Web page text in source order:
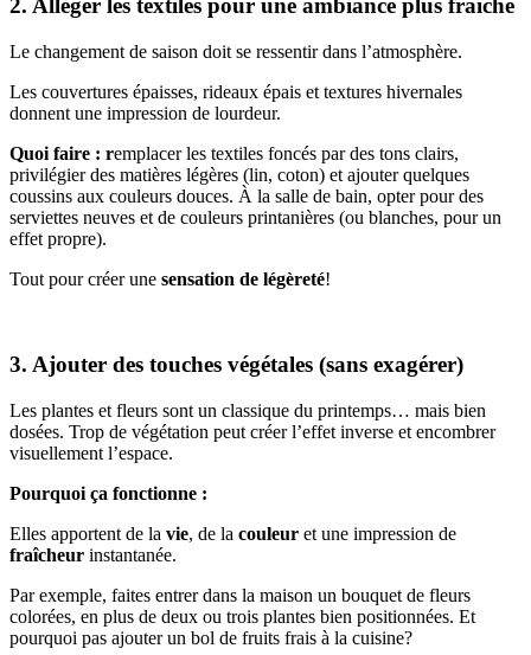
2. Alléger les textiles pour une ambiance plus fraîche
Le changement de saison doit se ressentir dans l’atmosphère.
Les couvertures épaisses, rideaux épais et textures hivernales
donnent une impression de lourdeur.
Quoi faire : remplacer les textiles foncés par des tons clairs,
privilégier des matières légères (lin, coton) et ajouter quelques
coussins aux couleurs douces. À la salle de bain, opter pour des
serviettes neuves et de couleurs printanières (ou blanches, pour un
effet propre).
Tout pour créer une sensation de légèreté!
3. Ajouter des touches végétales (sans exagérer)
Les plantes et fleurs sont un classique du printemps… mais bien
dosées. Trop de végétation peut créer l’effet inverse et encombrer
visuellement l’espace.
Pourquoi ça fonctionne :
Elles apportent de la vie, de la couleur et une impression de
fraîcheur instantanée.
Par exemple, faites entrer dans la maison un bouquet de fleurs
colorées, en plus de deux ou trois plantes bien positionnées. Et
pourquoi pas ajouter un bol de fruits frais à la cuisine?